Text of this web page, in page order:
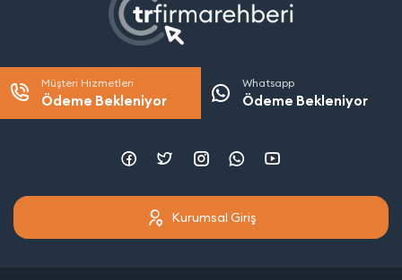
Müşteri Hizmetleri
Ödeme Bekleniyor
Whatsapp
Ödeme Bekleniyor
Kurumsal Giriş